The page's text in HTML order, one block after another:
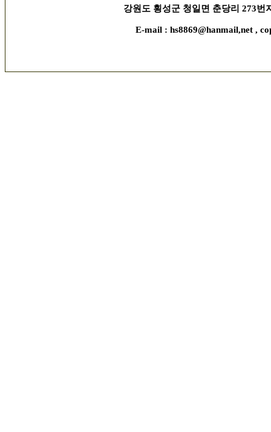
강원도 횡성군 청일면 춘당리 273번
E-mail : hs8869@hanmail,net ,